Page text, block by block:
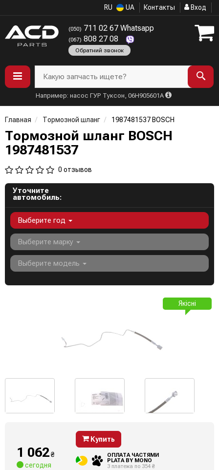
RU UA Контакты Вход
(050) 711 02 67 Whatsapp
(067) 808 27 08
Обратний звонок
Какую запчасть ищете?
Например: насос ГУР Туксон, 06H905601A
Главная Тормозной шланг 1987481537 BOSCH
Тормозной шланг BOSCH
1987481537
0 отзывов
Уточните
автомобиль:
Выберите год
Выберите марку
Выберите модель
Якісні
1 062₴
сегодня
Купить
ОПЛАТА ЧАСТЯМИ
PLATA BY MONO
3 платежа по 354 ₴